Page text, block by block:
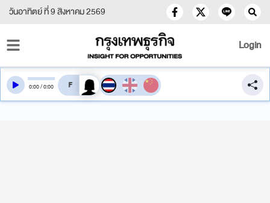
วันอาทิตย์ ที่ 9 สิงหาคม 2569
Login
0:00/0:00 สลับเสียงอ่าน